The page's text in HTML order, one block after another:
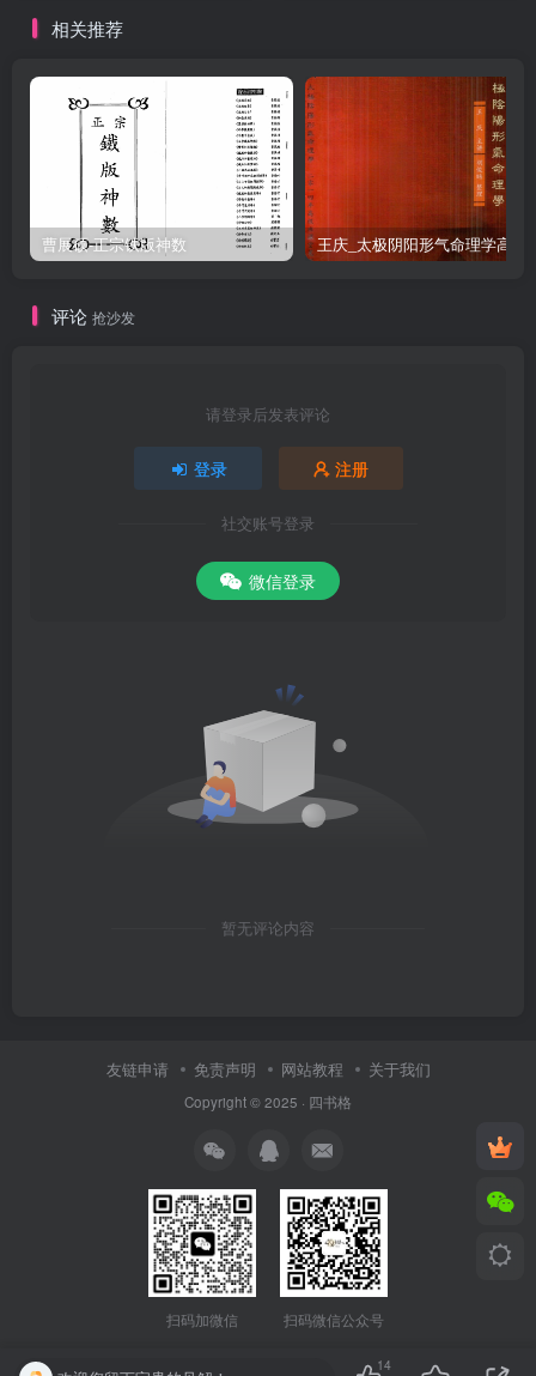
相关推荐
曹展硕-正宗铁版神数
评论 抢沙发
请登录后发表评论
登录 注册
社交账号登录
微信登录
暂无评论内容
友链申请 免责声明 网站教程 关于我们
Copyright © 2025 · 四书格
扫码加微信 扫码微信公众号
14